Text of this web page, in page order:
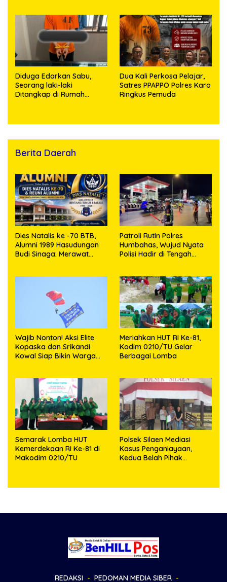
Ditangkap
Diduga Edarkan Sabu,
Seorang laki-laki
Ditangkap di Rumah
Dua Kali Perkosa Pelajar,
Satres PPAPPO Polres Karo
Ringkus Pemuda
Berita Daerah
Dies Natalis ke -70 BTB,
Alumni 1989 Hasudungan
Budi Sinaga: Merawat
Patroli Rutin Polres
Humbahas, Wujud Nyata
Polisi Hadir di Tengah
Wajib Nonton! Aksi Elite
Kopaska dan Srikandi
Kowal Siap Bikin Warga
Meriahkan HUT RI Ke-81,
Kodim 0210/TU Gelar
Berbagai Lomba
Semarak Lomba HUT
Kemerdekaan RI Ke-81 di
Makodim 0210/TU
Polsek Silaen Mediasi
Kasus Penganiayaan,
Kedua Belah Pihak
REDAKSI PEDOMAN MEDIA SIBER